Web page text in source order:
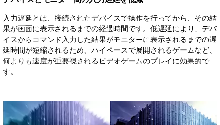
入力遅延とは、接続されたデバイスで操作を行ってから、その結
果が画面に表示されるまでの経過時間です。低遅延により、デバ
イスからコマンド入力した結果がモニターに表示されるまでの遅
延時間が短縮されるため、ハイペースで展開されるゲームなど、
何よりも速度が重要視されるビデオゲームのプレイに効果的で
す。